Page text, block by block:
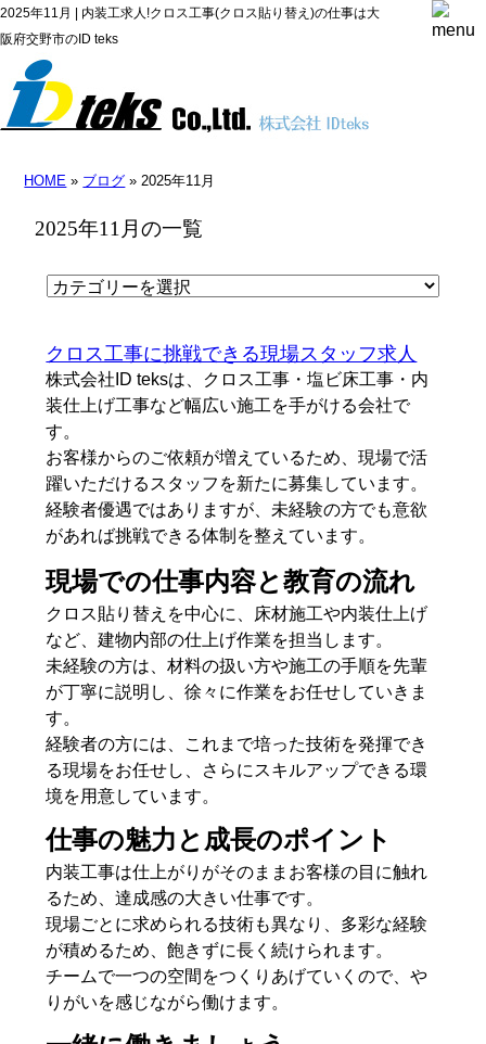
2025年11月 | 内装工求人!クロス工事(クロス貼り替え)の仕事は大
阪府交野市のID teks
HOME » ブログ » 2025年11月
2025年11月の一覧
クロス工事に挑戦できる現場スタッフ求人
株式会社ID teksは、クロス工事・塩ビ床工事・内
装仕上げ工事など幅広い施工を手がける会社で
す。
お客様からのご依頼が増えているため、現場で活
躍いただけるスタッフを新たに募集しています。
経験者優遇ではありますが、未経験の方でも意欲
があれば挑戦できる体制を整えています。
現場での仕事内容と教育の流れ
クロス貼り替えを中心に、床材施工や内装仕上げ
など、建物内部の仕上げ作業を担当します。
未経験の方は、材料の扱い方や施工の手順を先輩
が丁寧に説明し、徐々に作業をお任せしていきま
す。
経験者の方には、これまで培った技術を発揮でき
る現場をお任せし、さらにスキルアップできる環
境を用意しています。
仕事の魅力と成長のポイント
内装工事は仕上がりがそのままお客様の目に触れ
るため、達成感の大きい仕事です。
現場ごとに求められる技術も異なり、多彩な経験
が積めるため、飽きずに長く続けられます。
チームで一つの空間をつくりあげていくので、や
りがいを感じながら働けます。